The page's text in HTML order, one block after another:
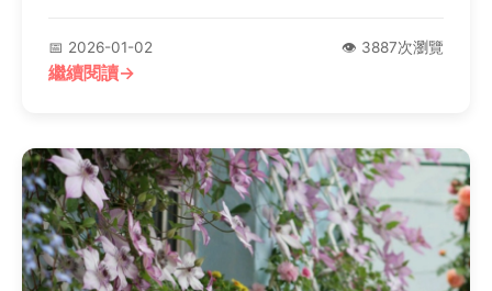
📅 2026-01-02 👁️ 3887次瀏覽
繼續閱讀